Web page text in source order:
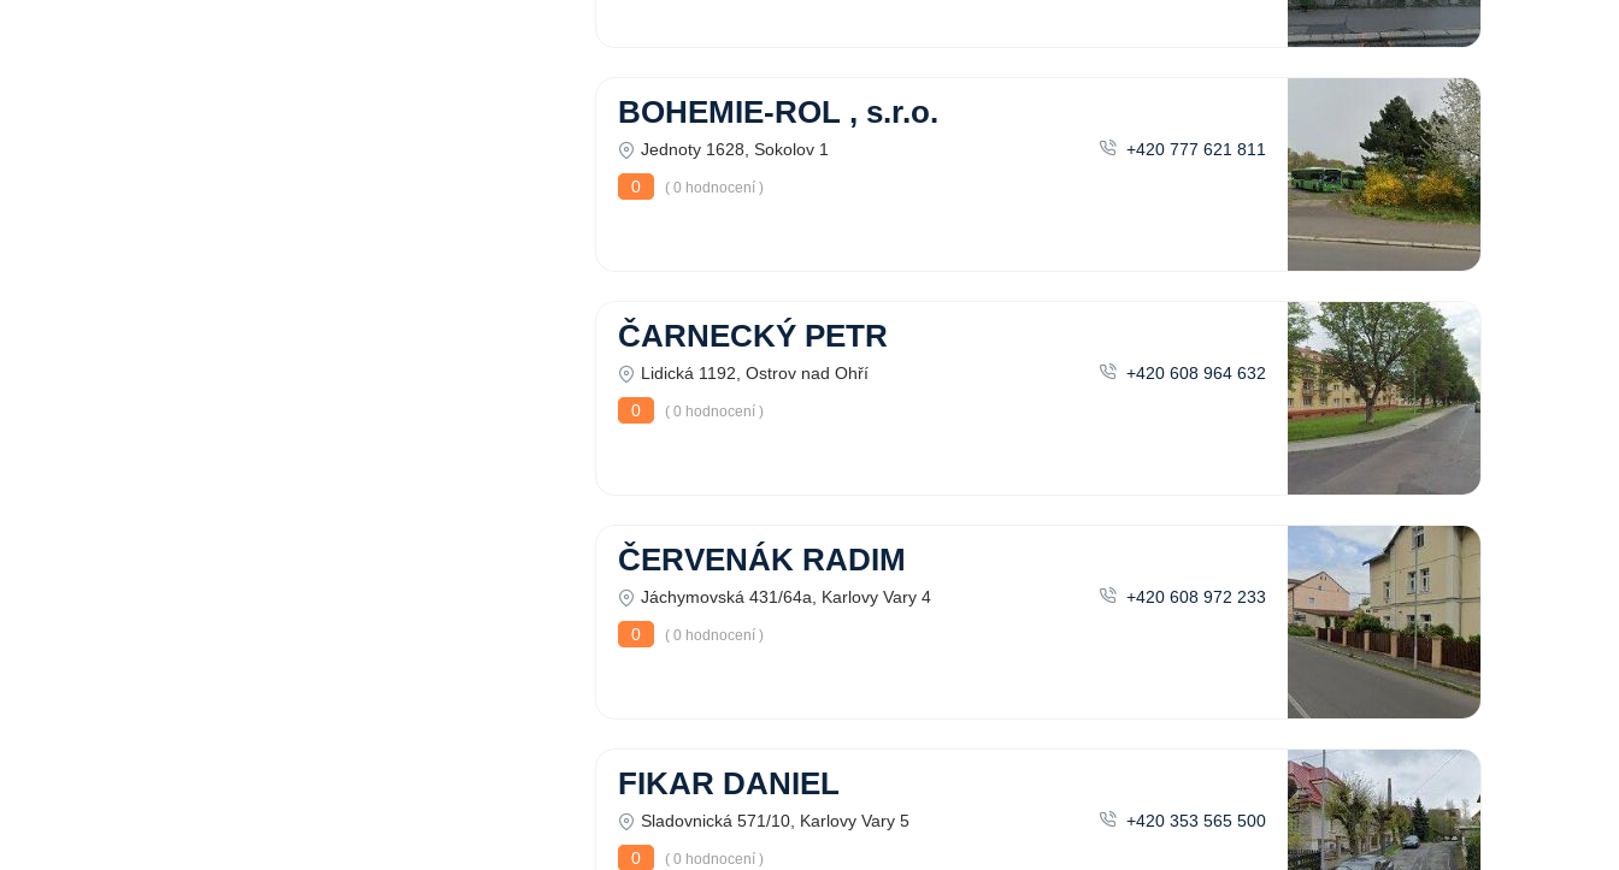
BOHEMIE-ROL , s.r.o.
Jednoty 1628, Sokolov 1
+420 777 621 811
0
( 0 hodnocení )
ČARNECKÝ PETR
Lidická 1192, Ostrov nad Ohří
+420 608 964 632
0
( 0 hodnocení )
ČERVENÁK RADIM
Jáchymovská 431/64a, Karlovy Vary 4
+420 608 972 233
0
( 0 hodnocení )
FIKAR DANIEL
Sladovnická 571/10, Karlovy Vary 5
+420 353 565 500
0
( 0 hodnocení )